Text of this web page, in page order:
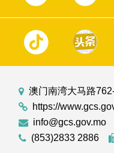
澳门南湾大马路
https://
info@gcs.gov.mo
(853)2833 2886